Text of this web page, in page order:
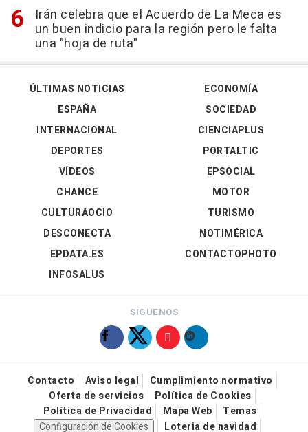
Irán celebra que el Acuerdo de La Meca es
un buen indicio para la región pero le falta
una "hoja de ruta"
ÚLTIMAS NOTICIAS
ESPAÑA
INTERNACIONAL
DEPORTES
VÍDEOS
ECONOMÍA
SOCIEDAD
CIENCIAPLUS
PORTALTIC
EPSOCIAL
CHANCE
CULTURAOCIO
DESCONECTA
EPDATA.ES
INFOSALUS
MOTOR
TURISMO
NOTIMÉRICA
CONTACTOPHOTO
SÍGUENOS
Contacto Aviso legal
Cumplimiento normativo
Oferta de servicios
Política de Cookies
Política de Privacidad
Mapa Web
Temas
Configuración de Cookies
Loteria de navidad